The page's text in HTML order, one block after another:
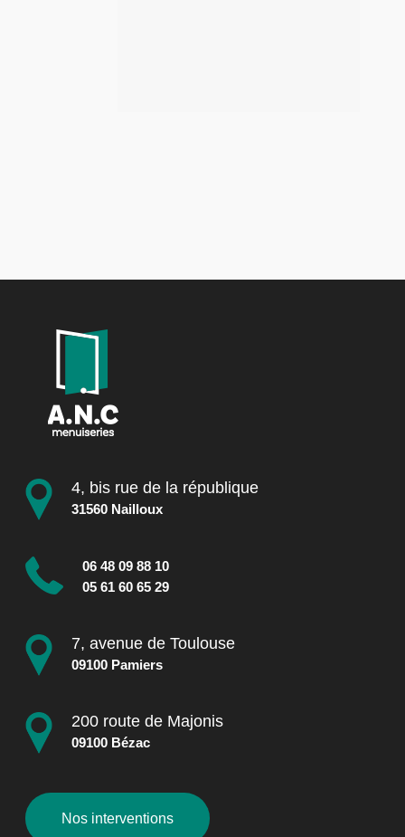
4, bis rue de la république
31560 Nailloux
06 48 09 88 10
05 61 60 65 29
7, avenue de Toulouse
09100 Pamiers
200 route de Majonis
09100 Bézac
Nos interventions